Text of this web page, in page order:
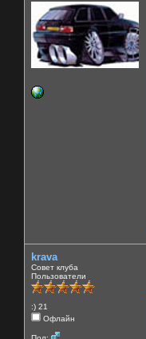
krava
Совет клуба
Пользователи
:) 21
Офлайн